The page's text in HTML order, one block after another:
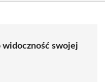
widoczność swojej